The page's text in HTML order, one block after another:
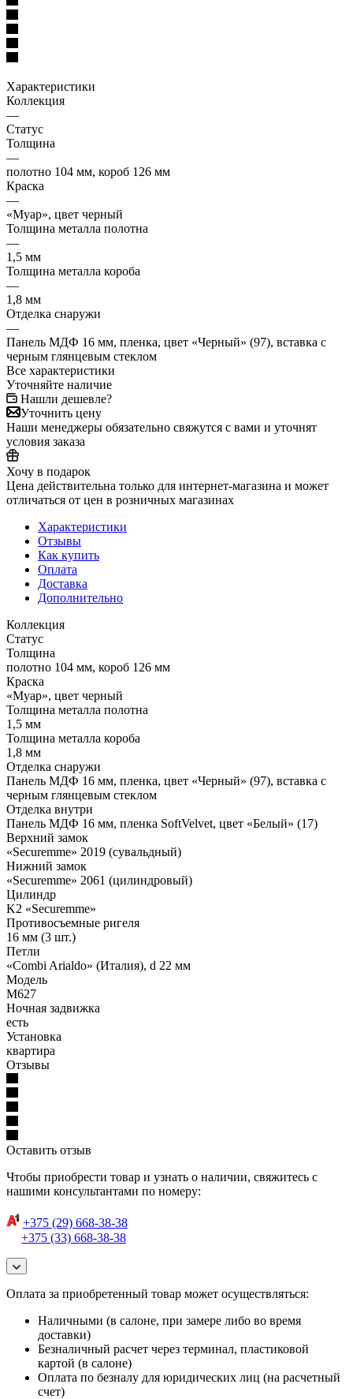
Характеристики
Коллекция
—
Статус
Толщина
—
полотно 104 мм, короб 126 мм
Краска
—
«Муар», цвет черный
Толщина металла полотна
—
1,5 мм
Толщина металла короба
—
1,8 мм
Отделка снаружи
—
Панель МДФ 16 мм, пленка, цвет «Черный» (97), вставка с
черным глянцевым стеклом
Все характеристики
Уточняйте наличие
Нашли дешевле?
Уточнить цену
Наши менеджеры обязательно свяжутся с вами и уточнят
условия заказа
Хочу в подарок
Цена действительна только для интернет-магазина и может
отличаться от цен в розничных магазинах
Характеристики
Отзывы
Как купить
Оплата
Доставка
Дополнительно
Коллекция
Статус
Толщина
полотно 104 мм, короб 126 мм
Краска
«Муар», цвет черный
Толщина металла полотна
1,5 мм
Толщина металла короба
1,8 мм
Отделка снаружи
Панель МДФ 16 мм, пленка, цвет «Черный» (97), вставка с
черным глянцевым стеклом
Отделка внутри
Панель МДФ 16 мм, пленка SoftVelvet, цвет «Белый» (17)
Верхний замок
«Securemme» 2019 (сувальдный)
Нижний замок
«Securemme» 2061 (цилиндровый)
Цилиндр
K2 «Securemme»
Противосъемные ригеля
16 мм (3 шт.)
Петли
«Combi Arialdo» (Италия), d 22 мм
Модель
М627
Ночная задвижка
есть
Установка
квартира
Отзывы
Оставить отзыв
Чтобы приобрести товар и узнать о наличии, свяжитесь с
нашими консультантами по номеру:
+375 (29) 668-38-38
+375 (33) 668-38-38
Оплата за приобретенный товар может осуществляться:
Наличными (в салоне, при замере либо во время
доставки)
Безналичный расчет через терминал, пластиковой
картой (в салоне)
Оплата по безналу для юридических лиц (на расчетный
счет)